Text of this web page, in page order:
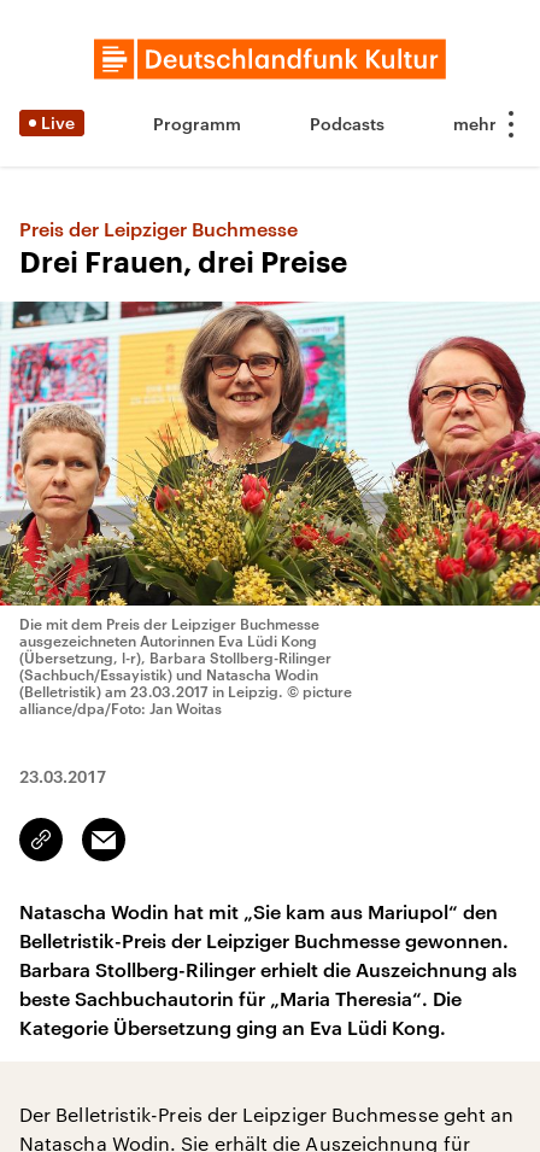
Live Programm Podcasts
Preis der Leipziger Buchmesse
Drei Frauen, drei Preise
Die mit dem Preis der Leipziger Buchmesse
ausgezeichneten Autorinnen Eva Lüdi Kong
(Übersetzung, l-r), Barbara Stollberg-Rilinger
(Sachbuch/Essayistik) und Natascha Wodin
(Belletristik) am 23.03.2017 in Leipzig. © picture
alliance/dpa/Foto: Jan Woitas
23.03.2017
Link
kopieren/teilen
Email
Natascha Wodin hat mit „Sie kam aus Mariupol“ den
Belletristik-Preis der Leipziger Buchmesse gewonnen.
Barbara Stollberg-Rilinger erhielt die Auszeichnung als
beste Sachbuchautorin für „Maria Theresia“. Die
Kategorie Übersetzung ging an Eva Lüdi Kong.
Der Belletristik-Preis der Leipziger Buchmesse geht an
Natascha Wodin. Sie erhält die Auszeichnung für